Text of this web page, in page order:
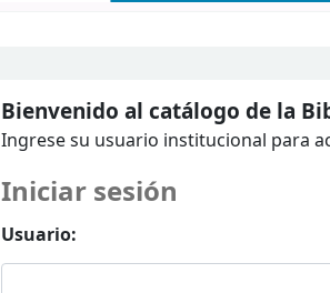
Bienvenido al catálogo de la
Ingrese su usuario institucional para
Iniciar sesión
Usuario: